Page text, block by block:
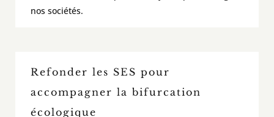
nos sociétés.
Refonder les SES pour
accompagner la bifurcation
écologique